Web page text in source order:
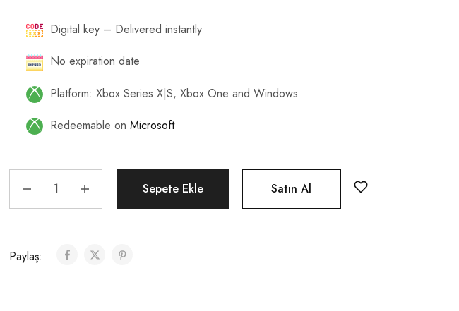
Digital key – Delivered instantly
No expiration date
Platform: Xbox Series X|S, Xbox One and Windows
Redeemable on Microsoft
Sepete Ekle Satın Al
Paylaş: